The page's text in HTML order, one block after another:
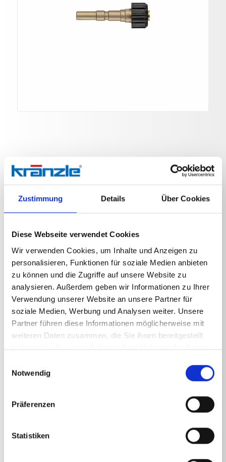
Zustimmung Details Über Cookies
Diese Webseite verwendet Cookies
Wir verwenden Cookies, um Inhalte und Anzeigen zu
personalisieren, Funktionen für soziale Medien anbieten
zu können und die Zugriffe auf unsere Website zu
analysieren. Außerdem geben wir Informationen zu Ihrer
Verwendung unserer Website an unsere Partner für
soziale Medien, Werbung und Analysen weiter. Unsere
Partner führen diese Informationen möglicherweise mit
weiteren Daten zusammen, die Sie ihnen bereitgestellt
haben oder die sie im Rahmen Ihrer Nutzung der Dienste
Notwendig
Präferenzen
Statistiken
Lanzenadapter Stecknippel
D12
Art. Nr. 12441
Zur Nutzung des Kränzle Zubehörs mit
Gewindeverschraubung bei Sicherheits-
Abschaltpistolen mit Schnellwechsel-Stecksystem
D12Eingang Stecknippe D12, Ausgang M22x1.5 IG
TECHNISCHE ANGABEN